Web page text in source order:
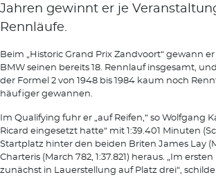
Jahren gewinnt er je
Rennläufe.
Beim „Historic Grand Prix Zandvoort“ gewann
BMW seinen bereits 18. Rennlauf insgesamt,
der Formel 2 von 1948 bis 1984 kaum noch
häufiger gewannen.
Im Qualifying fuhr er „auf Reifen,“ so Wolfgang
Ricard eingesetzt hatte“ mit 1:39.401 Minuten
Startplatz hinter den beiden Briten James Lay
Charteris (March 782, 1:37.821) heraus. „Im
zunächst in Lauerstellung auf Platz drei“,